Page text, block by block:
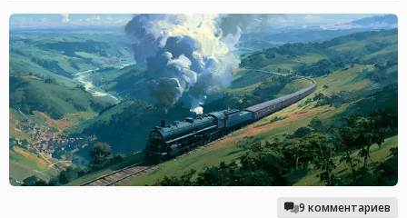
9 комментариев